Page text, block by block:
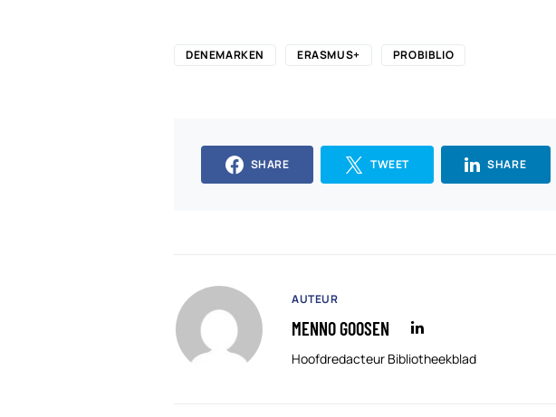
DENEMARKEN ERASMUS+ PROBIBLIO
SHARE TWEET SHARE
AUTEUR
MENNO GOOSEN
Hoofdredacteur Bibliotheekblad